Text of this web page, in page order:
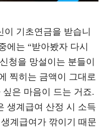
기초연금을 받습니
에는 “받아봤자 다시
청을 망설이는 분들이
찍히는 금액이 그대로
은 마음이 드는 거죠.
생계급여 산정 시 소득
계급여가 깎이기 때문